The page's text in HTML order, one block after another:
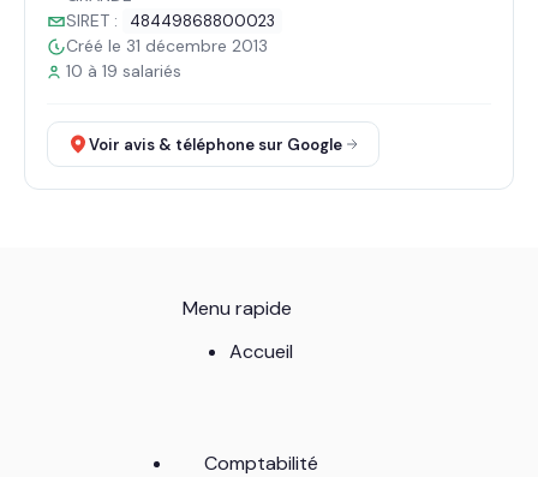
SIRET :
48449868800023
Créé le 31 décembre 2013
10 à 19 salariés
Voir avis & téléphone sur Google
Menu rapide
Accueil
Comptabilité